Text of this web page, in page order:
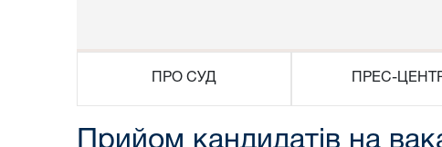
ПРО СУД ПРЕС-
Прийом кандидатів на